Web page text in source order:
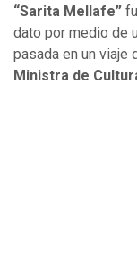
“Sarita Mellafe”
dato por medio de
pasada en un viaje
Ministra de